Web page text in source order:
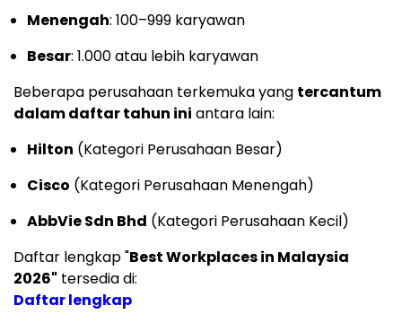
Menengah: 100–999 karyawan
Besar: 1.000 atau lebih karyawan
Beberapa perusahaan terkemuka yang tercantum
dalam daftar tahun ini antara lain:
Hilton (Kategori Perusahaan Besar)
Cisco (Kategori Perusahaan Menengah)
AbbVie Sdn Bhd (Kategori Perusahaan Kecil)
Daftar lengkap "Best Workplaces in Malaysia
2026" tersedia di:
Daftar lengkap